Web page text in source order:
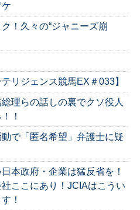
！久々の“ジャニーズ崩
リジェンス競馬EX＃033】
理らの話しの裏でクソ役人
！
で「匿名希望」弁護士に疑
本政府・企業は猛反省を！
ここにあり！JCIAはこうい
！